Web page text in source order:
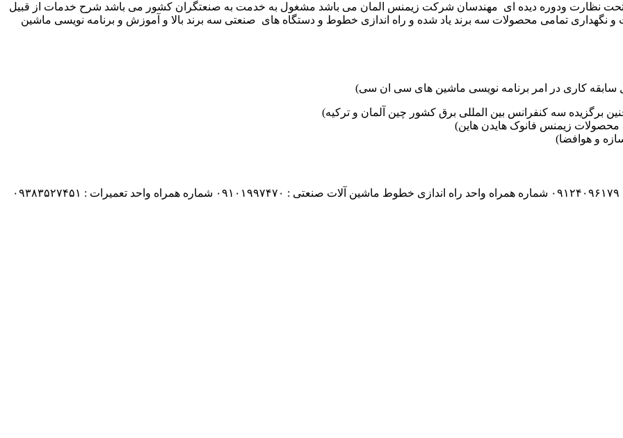
تکنوست با مدیریت مهندس علی فرخانی که از سال ۱۳۶۵ تحت نظارت ودوره دیده ای مهندسان شرکت زیمنس المان می باشد مشغول به خدمت به صنعتگران کشور می باشد شرح خدمات از قبیل
نگهداری تمامی محصولات سه برند یاد شده و راه اندازی خطوط و دستگاه های صنعتی سه برند بالا و آموزش و برنامه نویسی ماشین
برگزیده سه کنفرانس بین المللی برق کشور چین آلمان و ترکیه)
زیمنس فانوک هایدن هاین)
و هوافضا)